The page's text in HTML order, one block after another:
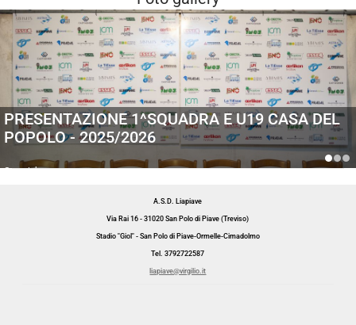
PRESENTAZIONE 1^SQUADRA E U19 CASA DEL
POPOLO - 2025/2026
Generiche
A.S.D. Liapiave
Via Rai 16 - 31020 San Polo di Piave (Treviso)
Stadio "Giol" - San Polo di Piave-Ormelle-Cimadolmo
Tel. 3792722587
liapiave@virgilio.it